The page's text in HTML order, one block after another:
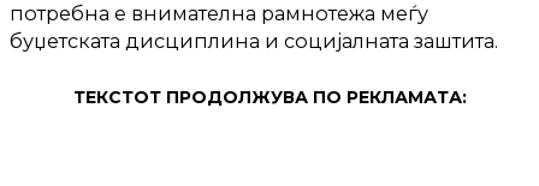
потребна е внимателна рамнотежа меѓу
буџетската дисциплина и социјалната заштита.
ТЕКСТОТ ПРОДОЛЖУВА ПО РЕКЛАМАТА: